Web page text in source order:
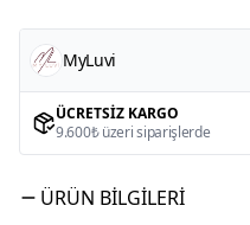
MyLuvi
ÜCRETSIZ KARGO
9.600₺ üzeri siparişlerde
ÜRÜN BILGILERI